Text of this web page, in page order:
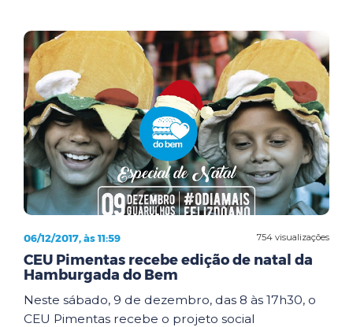
754 visualizações
06/12/2017, às 11:59
CEU Pimentas recebe edição de natal da
Hamburgada do Bem
Neste sábado, 9 de dezembro, das 8 às 17h30, o
CEU Pimentas recebe o projeto social